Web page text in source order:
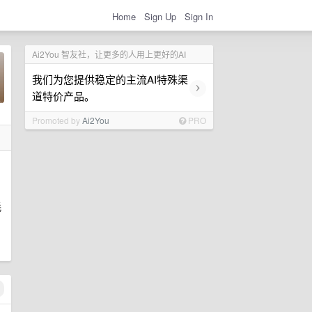
Home Sign Up Sign In
Ai2You 智友社，让更多的人用上更好的AI
我们为您提供稳定的主流AI特殊渠
道特价产品。
›
Promoted byAi2You PRO